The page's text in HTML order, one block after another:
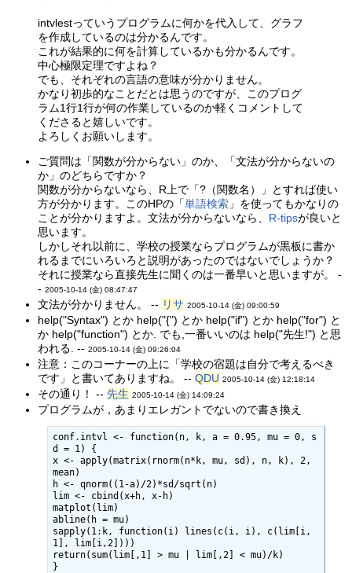
intvlestっていうプログラムに何かを代入して、グラフ
を作成しているのは分かるんです。
これが結果的に何を計算しているかも分かるんです。
中心極限定理ですよね？
でも、それぞれの言語の意味が分かりません。
かなり初歩的なことだとは思うのですが、このプログ
ラム1行1行が何の作業しているのか軽くコメントして
くださると嬉しいです。
よろしくお願いします。
ご質問は「関数が分からない」のか、「文法が分からないの
か」のどちらですか？
関数が分からないなら、R上で「?（関数名）」とすれば使い
方が分かります。このHPの「単語検索 」を使ってもかなりの
ことが分かりますよ。文法が分からないなら、 R-tipsが良いと
思います。
しかしそれ以前に、学校の授業ならプログラムが黒板に書か
れるまでにいろいろと説明があったのではないでしょうか？
それに授業なら直接先生に聞くのは一番早いと思いますが。 -
-2005-10-14 (金) 08:47:47
文法が分かりません。 -- リサ 2005-10-14 (金) 09:00:59
help("Syntax") とか help("{") とか help("if") とか help("for") と
か help("function") とか. でも,一番いいのは help("先生!") と思
われる. --2005-10-14 (金) 09:26:04
注意：このコーナーの上に「学校の宿題は自分で考えるべき
です」と書いてありますね。 --QDU 2005-10-14 (金) 12:18:14
その通り！ --先生 2005-10-14 (金) 14:09:24
プログラムが，あまりエレガントでないので書き換え
conf.intvl <- function(n, k, a = 0.95, mu = 0, s
d = 1) {
x <- apply(matrix(rnorm(n*k, mu, sd), n, k), 2,
mean)
h <- qnorm((1-a)/2)*sd/sqrt(n)
lim <- cbind(x+h, x-h)
matplot(lim)
abline(h = mu)
sapply(1:k, function(i) lines(c(i, i), c(lim[i,
1], lim[i,2])))
return(sum(lim[,1] > mu | lim[,2] < mu)/k)
}